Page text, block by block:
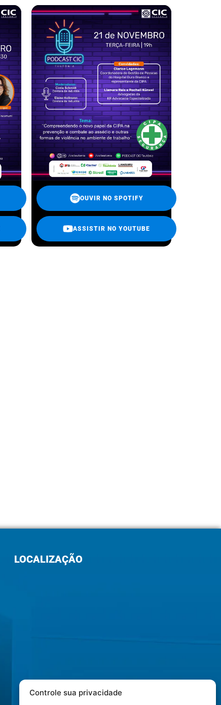
Controle sua privacidade
OUVIR NO SPOTIFY
ASSISTIR NO YOUTUBE
LOCALIZAÇÃO